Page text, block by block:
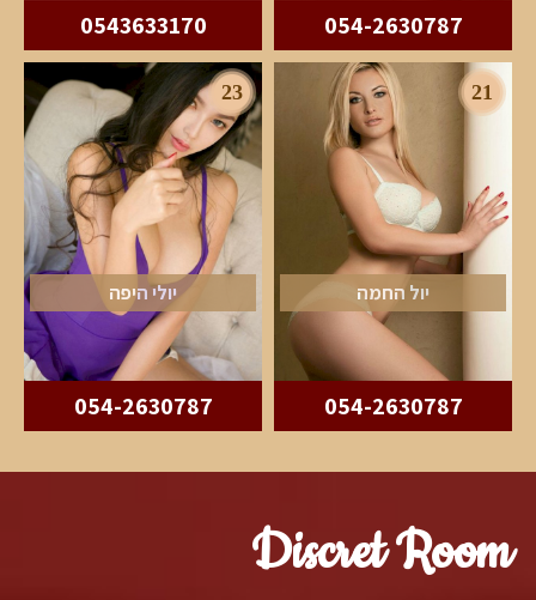
054-2630787
0543633170
21
יול החמה
054-2630787
23
יולי היפה
054-2630787
Discret Room